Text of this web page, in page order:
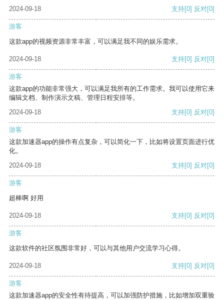
2024-09-18 支持[0] 反对[0]
游客
这款app的视频资源非常丰富，可以满足我不同的娱乐需求。
2024-09-18 支持[0] 反对[0]
游客
这款app的功能非常强大，可以满足我所有的工作需求。我可以使用它来
编辑文档、制作演示文稿、管理日程安排等。
2024-09-18
支持[0] 反对[0]
游客
这款加速器app的操作有点复杂，可以简化一下，比如将设置页面进行优
化。
2024-09-18
支持[0] 反对[0]
游客
超棒啊 好用
2024-09-18 支持[0] 反对[0]
游客
这款软件的社区氛围非常好，可以与其他用户交流学习心得。
2024-09-18 支持[0] 反对[0]
游客
这款加速器app的安全性有待提高，可以加强防护措施，比如增加双重验